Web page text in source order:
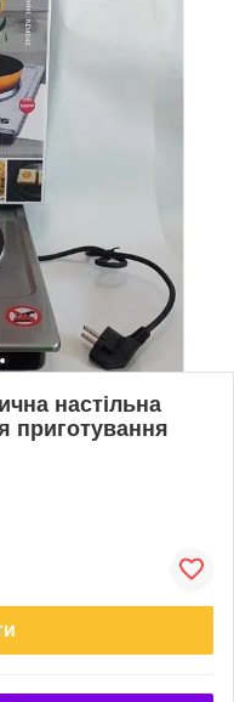
настільна
приготування